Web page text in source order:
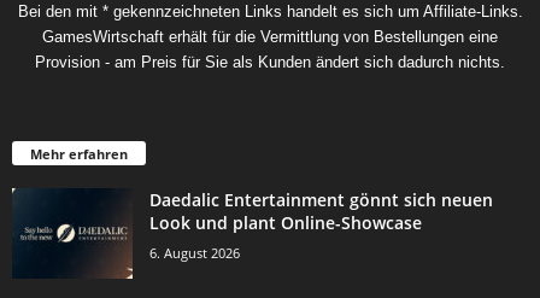
Bei den mit * gekennzeichneten Links handelt es sich um Affiliate-Links.
GamesWirtschaft erhält für die Vermittlung von Bestellungen eine
Provision - am Preis für Sie als Kunden ändert sich dadurch nichts.
Mehr erfahren
Daedalic Entertainment gönnt sich neuen
Look und plant Online-Showcase
6. August 2026